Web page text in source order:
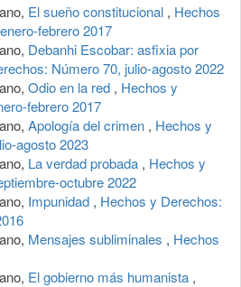
El sueño constitucional , Hechos
febrero 2017
Debanhi Escobar: asfixia por
Número 70, julio-agosto 2022
Odio en la red , Hechos y
febrero 2017
Apología del crimen , Hechos y
agosto 2023
La verdad probada , Hechos y
octubre 2022
Impunidad , Hechos y Derechos:
Mensajes subliminales , Hechos
El gobierno más humanista ,